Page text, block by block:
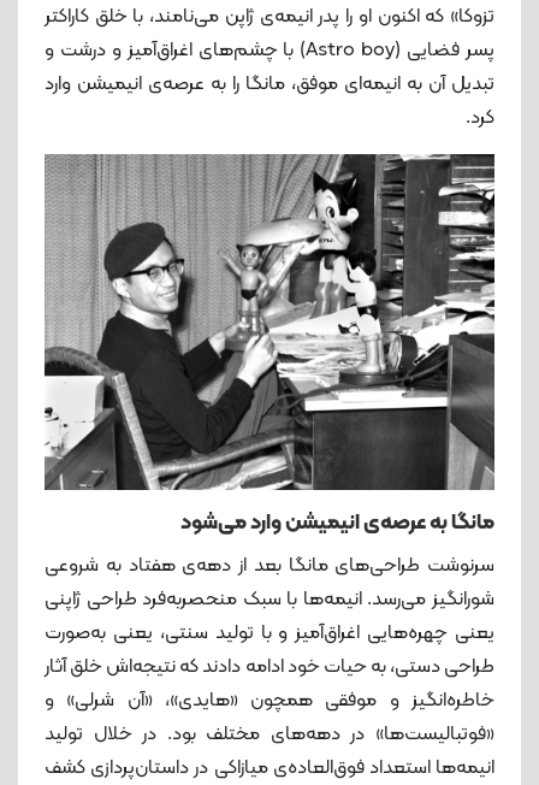
تزوکا» که اکنون او را پدر انیمه‌ی ژاپن می‌نامند، با خلق کاراکتر
پسر فضایی (Astro boy) با چشم‌های اغراق‌آمیز و درشت و
تبدیل آن به انیمه‌ای موفق، مانگا را به عرصه‌ی انیمیشن وارد
کرد.
مانگا به عرصه‌ی انیمیشن وارد می‌شود
سرنوشت طراحی‌های مانگا بعد از دهه‌ی هفتاد به شروعی
شورانگیز می‌رسد. انیمه‌ها با سبک منحصربه‌فرد طراحی ژاپنی
یعنی چهره‌هایی اغراق‌آمیز و با تولید سنتی، یعنی به‌صورت
طراحی دستی، به حیات خود ادامه دادند که نتیجه‌اش خلق آثار
خاطره‌انگیز و موفقی همچون «هایدی»، «آن شرلی» و
«فوتبالیست‌ها» در دهه‌های مختلف بود. در خلال تولید
انیمه‌ها استعداد فوق‌العاده‌ی میازاکی در داستان‌پردازی کشف